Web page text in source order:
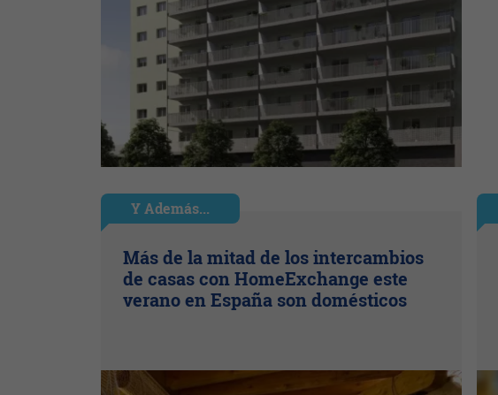
Y Además...
Más de la mitad de los intercambios
de casas con HomeExchange este
verano en España son domésticos